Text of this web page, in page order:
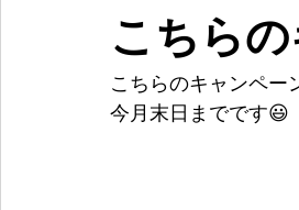
こちら
こちらのキャンペー
今月末日までです😃